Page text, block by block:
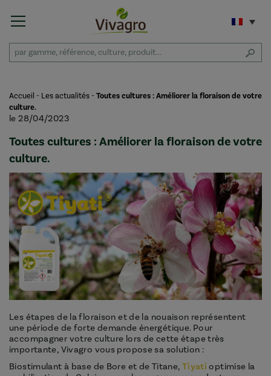
Accueil - Les actualités -Toutes cultures : Améliorer la floraison de votre
culture.
le 28/04/2023
Toutes cultures : Améliorer la floraison de votre
culture.
Les étapes de la floraison et de la nouaison représentent
une période de forte demande énergétique. Pour
accompagner votre culture lors de cette étape très
importante, Vivagro vous propose sa solution :
Biostimulant à base de Bore et de Titane, Tiyatioptimise la